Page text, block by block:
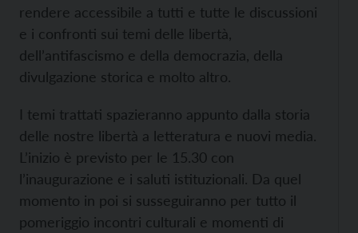
rendere accessibile a tutti e tutte le discussioni
e i confronti sui temi delle libertà,
dell’antifascismo e della democrazia, della
divulgazione storica e molto altro.
I temi trattati spazieranno appunto dalla storia
delle nostre libertà a letteratura e nuovi media.
L’inizio è previsto per le 15.30 con
l’inaugurazione e i saluti istituzionali. Da quel
momento in poi si susseguiranno per tutto il
pomeriggio incontri culturali e momenti di